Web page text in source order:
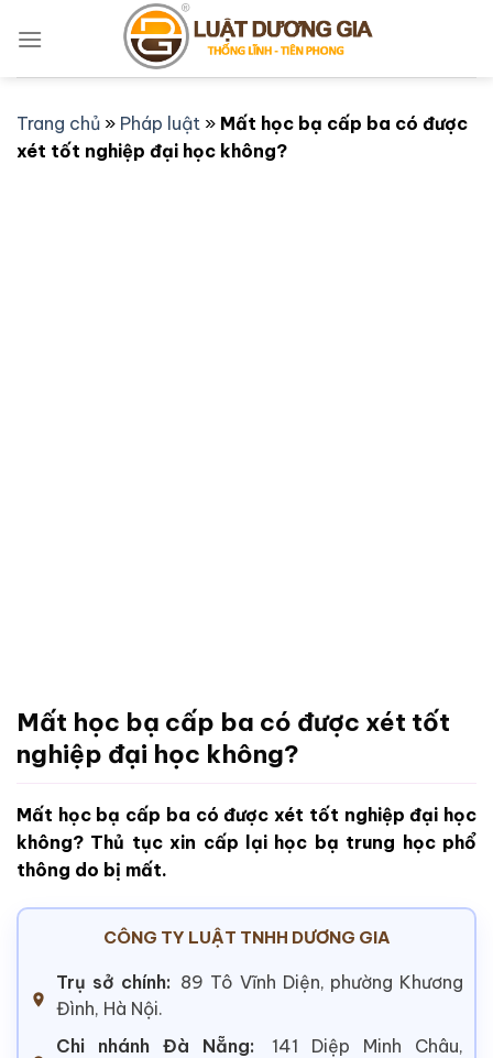
qua
Trang chủ » Pháp luật » Mất học bạ cấp ba có được
xét tốt nghiệp đại học không?
Mất học bạ cấp ba có được xét tốt
nghiệp đại học không?
Mất học bạ cấp ba có được xét tốt nghiệp đại học
không? Thủ tục xin cấp lại học bạ trung học phổ
thông do bị mất.
CÔNG TY LUẬT TNHH DƯƠNG GIA
Trụ sở chính: 89 Tô Vĩnh Diện, phường Khương
Đình, Hà Nội.
Chi nhánh Đà Nẵng:
141 Diệp Minh Châu,